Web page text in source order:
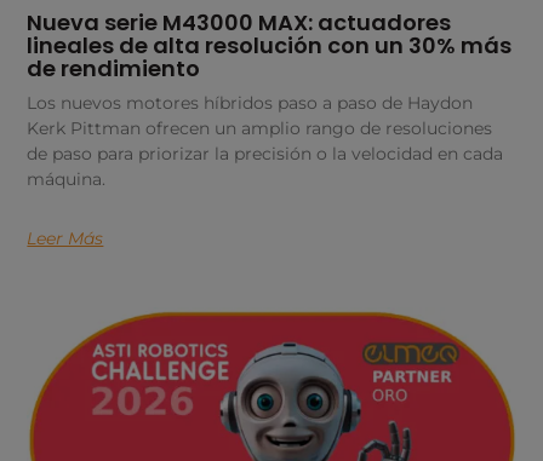
Nueva serie M43000 MAX: actuadores
lineales de alta resolución con un 30% más
de rendimiento
Los nuevos motores híbridos paso a paso de Haydon
Kerk Pittman ofrecen un amplio rango de resoluciones
de paso para priorizar la precisión o la velocidad en cada
máquina.
Leer Más